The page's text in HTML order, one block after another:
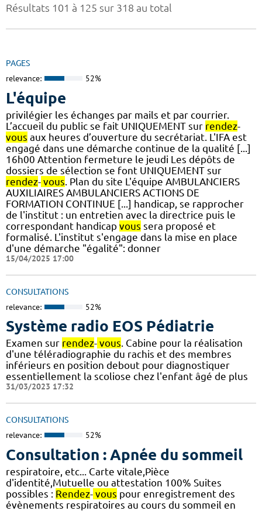
Résultats 101 à 125 sur 318 au total
PAGES
relevance: 52%
L'équipe
privilégier les échanges par mails et par courrier.
L’accueil du public se fait UNIQUEMENT sur rendez-
vous aux heures d’ouverture du secrétariat. L'IFA est
engagé dans une démarche continue de la qualité [...]
16h00 Attention fermeture le jeudi Les dépôts de
dossiers de sélection se font UNIQUEMENT sur
rendez- vous. Plan du site L'équipe AMBULANCIERS
AUXILIAIRES AMBULANCIERS ACTIONS DE
FORMATION CONTINUE [...] handicap, se rapprocher
de l'institut : un entretien avec la directrice puis le
correspondant handicap vous sera proposé et
formalisé. L'institut s'engage dans la mise en place
d'une démarche "égalité": donner
15/04/2025 17:00
CONSULTATIONS
relevance: 52%
Système radio EOS Pédiatrie
Examen sur rendez- vous. Cabine pour la réalisation
d'une téléradiographie du rachis et des membres
inférieurs en position debout pour diagnostiquer
essentiellement la scoliose chez l'enfant âgé de plus
31/03/2023 17:32
CONSULTATIONS
relevance: 52%
Consultation : Apnée du sommeil
respiratoire, etc... Carte vitale,Pièce
d'identité,Mutuelle ou attestation 100% Suites
possibles : Rendez- vous pour enregistrement des
évènements respiratoires au cours du sommeil en